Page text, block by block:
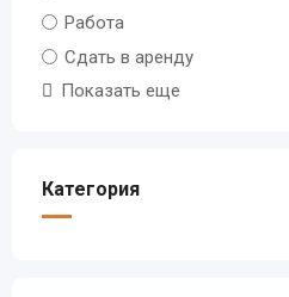
Работа
Сдать в аренду
Показать еще
Категория